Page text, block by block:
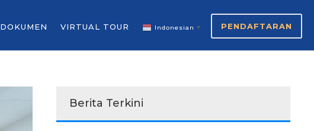
DOKUMEN VIRTUAL TOUR Indonesian ▼ PENDAFTARAN
Berita Terkini